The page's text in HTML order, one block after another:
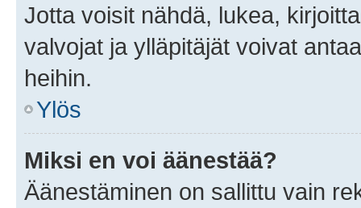
Jotta voisit nähdä, lukea,
valvojat ja ylläpitäjät voivat
heihin.
Ylös
Miksi en voi äänestää?
Äänestäminen on sallittu vain